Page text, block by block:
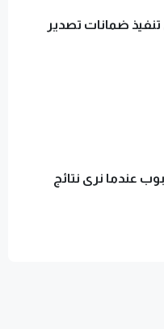
ضمانات تصدير
عندما نرى نتائج